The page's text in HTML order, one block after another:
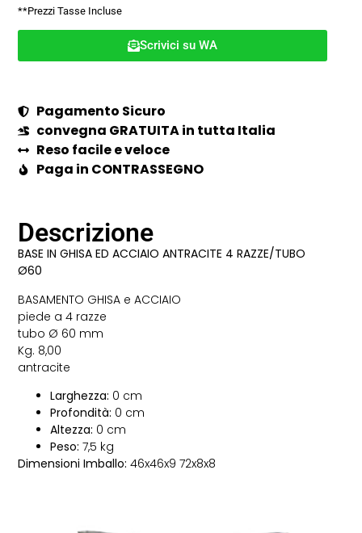
**Prezzi Tasse Incluse
Scrivici su WA
Pagamento Sicuro
convegna GRATUITA in tutta Italia
Reso facile e veloce
Paga in CONTRASSEGNO
Descrizione
BASE IN GHISA ED ACCIAIO ANTRACITE 4 RAZZE/TUBO
Ø60
BASAMENTO GHISA e ACCIAIO
piede a 4 razze
tubo Ø 60 mm
Kg. 8,00
antracite
Larghezza: 0 cm
Profondità: 0 cm
Altezza: 0 cm
Peso: 7,5 kg
Dimensioni Imballo: 46x46x9 72x8x8